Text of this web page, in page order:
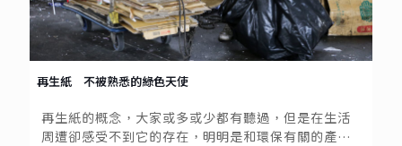
再生紙 不被熟悉的綠色天使
再生紙的概念，大家或多或少都有聽過，但是在生活
周遭卻感受不到它的存在，明明是和環保有關的產